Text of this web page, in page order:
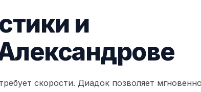
и
скорости. Диадок позволяет